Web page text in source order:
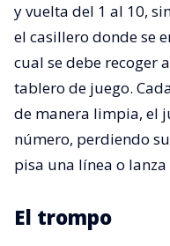
y vuelta del 1 al 10,
el casillero donde se
cual se debe recoger
tablero de juego.
de manera limpia, el
número, perdiendo
pisa una línea o
El trompo